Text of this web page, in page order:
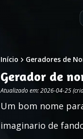
Início Geradores de
Gerador de
Atualizado em: 2026-04-25
Um bom nome
imaginario de